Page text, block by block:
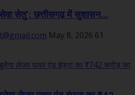
सेतु’: छत्तीसगढ़ में सुशासन...
May 8, 2026 61